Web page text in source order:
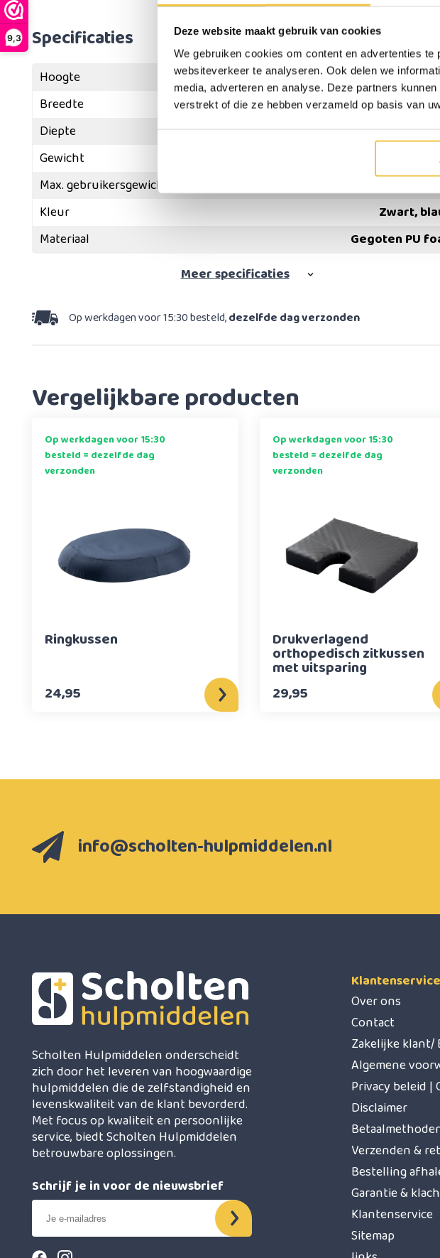
Deze website maakt gebruik van cookies
We gebruiken cookies om content en advertenties
websiteverkeer te analyseren. Ook delen we
media, adverteren en analyse. Deze partners
verstrekt of die ze hebben verzameld op basis van
9,3 Specificaties
Hoogte
3 cm tot 8 cm
Breedte
43
Diepte
40
Gewicht
620
Max. gebruikersgewicht
Kleur
Zwart,
Materiaal
Gegoten PU
Meerspecificaties
Op werkdagen voor 15:30 besteld,dezelfde dag verzonden
Vergelijkbare producten
Op werkdagen voor 15:30
besteld = dezelfde dag
verzonden
Ringkussen
24,95
Op werkdagen voor 15:30
besteld = dezelfde dag
verzonden
Drukverlagend
orthopedisch zitkussen
met uitsparing
29,95
info@scholten-hulpmiddelen.nl
Scholten Hulpmiddelen onderscheidt
zich door het leveren van hoogwaardige
hulpmiddelen die de zelfstandigheid en
levenskwaliteit van de klant bevorderd.
Met focus op kwaliteit en persoonlijke
service, biedt Scholten Hulpmiddelen
betrouwbare oplossingen.
Schrijf je in voor de nieuwsbrief
Klantenservice
Over ons
Contact
Zakelijke klant/
Algemene
Privacy beleid |
Disclaimer
Verzenden &
Bestelling
Garantie &
Klantenservice
Sitemap